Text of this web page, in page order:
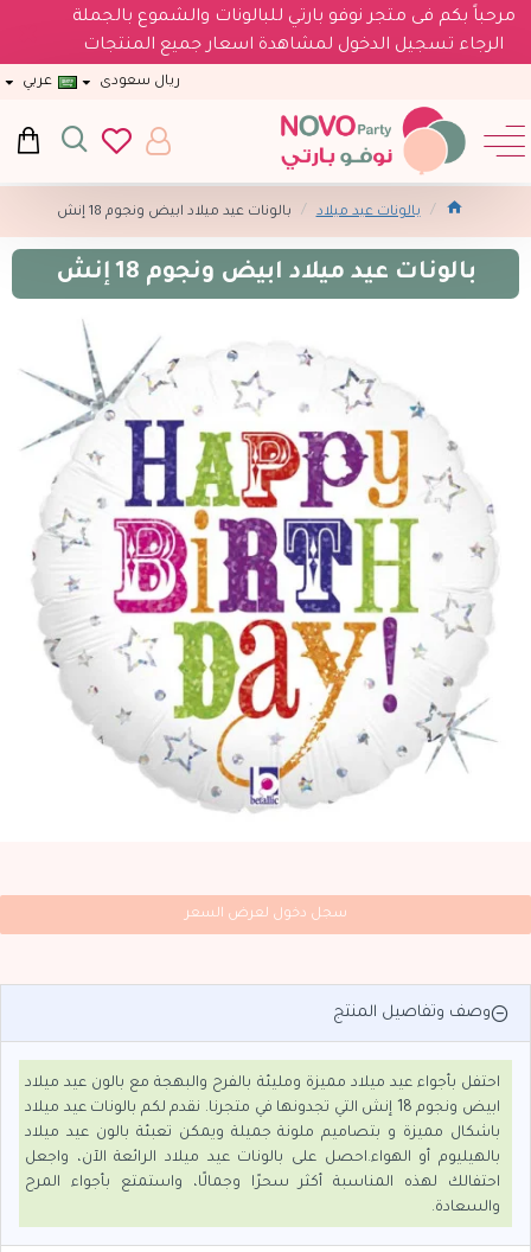
مرحباً بكم فى متجر نوفو بارتي للبالونات والشموع بالجملة
الرجاء تسجيل الدخول لمشاهدة اسعار جميع المنتجات
ريال سعودى عربي
بالونات عيد ميلاد بالونات عيد ميلاد ابيض ونجوم 18 إنش
بالونات عيد ميلاد ابيض ونجوم 18 إنش
سجل دخول لعرض السعر
وصف وتفاصيل المنتج
احتفل بأجواء عيد ميلاد مميزة ومليئة بالفرح والبهجة مع بالون عيد ميلاد
ابيض ونجوم 18 إنش التي تجدونها في متجرنا. نقدم لكم بالونات عيد ميلاد
باشكال مميزة و بتصاميم ملونة جميلة ويمكن تعبئة بالون عيد ميلاد
بالهيليوم أو الهواء.احصل على بالونات عيد ميلاد الرائعة الآن، واجعل
احتفالك لهذه المناسبة أكثر سحرًا وجمالًا، واستمتع بأجواء المرح
والسعادة.